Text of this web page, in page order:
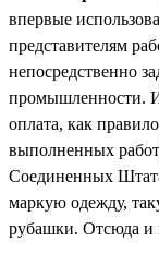
впервые
представителям
непосредственно
промышленности.
оплата, как
выполненных
Соединенных
маркую одежду,
рубашки. Отсюда и